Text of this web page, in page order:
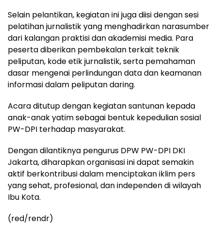
Selain pelantikan, kegiatan ini juga diisi dengan sesi
pelatihan jurnalistik yang menghadirkan narasumber
dari kalangan praktisi dan akademisi media. Para
peserta diberikan pembekalan terkait teknik
peliputan, kode etik jurnalistik, serta pemahaman
dasar mengenai perlindungan data dan keamanan
informasi dalam peliputan daring.
Acara ditutup dengan kegiatan santunan kepada
anak-anak yatim sebagai bentuk kepedulian sosial
PW-DPI terhadap masyarakat.
Dengan dilantiknya pengurus DPW PW-DPI DKI
Jakarta, diharapkan organisasi ini dapat semakin
aktif berkontribusi dalam menciptakan iklim pers
yang sehat, profesional, dan independen di wilayah
Ibu Kota.
(red/rendr)